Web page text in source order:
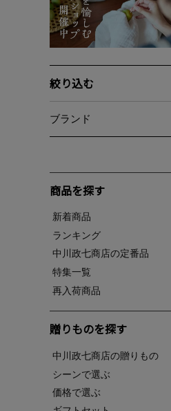
絞り込む
ブランド
商品を探す
新着商品
ランキング
中川政七商店の定番品
特集一覧
再入荷商品
贈りものを探す
中川政七商店の贈りもの
シーンで選ぶ
価格で選ぶ